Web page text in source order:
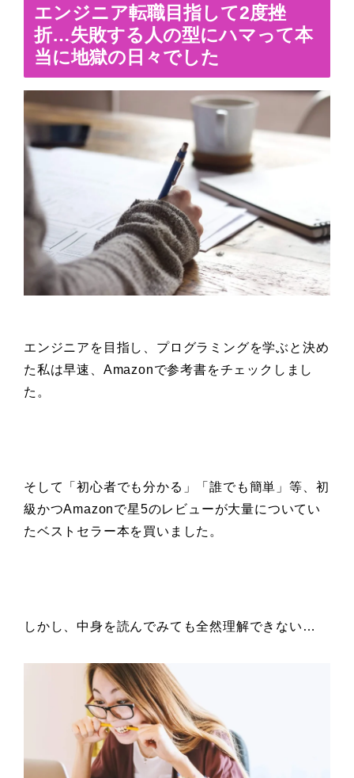
エンジニア転職目指して2度挫
折…失敗する人の型にハマって本
当に地獄の日々でした
エンジニアを目指し、プログラミングを学ぶと決め
た私は早速、Amazonで参考書をチェックしまし
た。
そして「初心者でも分かる」「誰でも簡単」 等、初
級かつAmazonで星5のレビューが大量についてい
たベストセラー本を買いました。
しかし、中身を読んでみても全然理解できない…